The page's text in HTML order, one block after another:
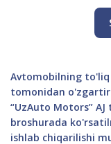
Avtomobilning
tomonidan
“UzAuto Motors”
broshurada
ishlab chiqarilishi